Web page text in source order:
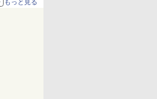
もっと見る